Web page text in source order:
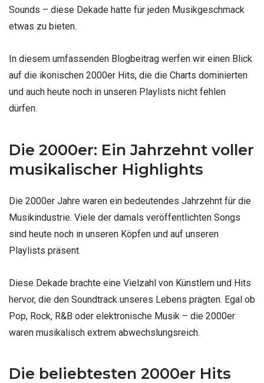
Sounds – diese Dekade hatte für jeden Musikgeschmack
etwas zu bieten.
In diesem umfassenden Blogbeitrag werfen wir einen Blick
auf die ikonischen 2000er Hits, die die Charts dominierten
und auch heute noch in unseren Playlists nicht fehlen
dürfen.
Die 2000er: Ein Jahrzehnt voller
musikalischer Highlights
Die 2000er Jahre waren ein bedeutendes Jahrzehnt für die
Musikindustrie. Viele der damals veröffentlichten Songs
sind heute noch in unseren Köpfen und auf unseren
Playlists präsent.
Diese Dekade brachte eine Vielzahl von Künstlern und Hits
hervor, die den Soundtrack unseres Lebens prägten. Egal ob
Pop, Rock, R&B oder elektronische Musik – die 2000er
waren musikalisch extrem abwechslungsreich.
Die beliebtesten 2000er Hits